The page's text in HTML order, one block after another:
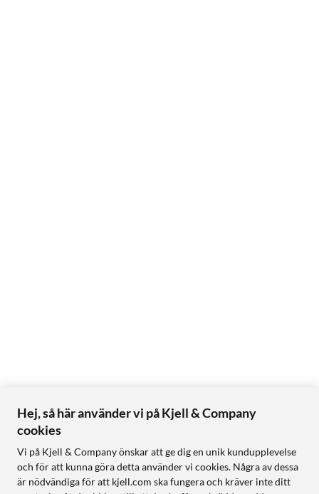
Hej, så här använder vi på Kjell & Company
cookies
Vi på Kjell & Company önskar att ge dig en unik kundupplevelse
och för att kunna göra detta använder vi cookies. Några av dessa
är nödvändiga för att kjell.com ska fungera och kräver inte ditt